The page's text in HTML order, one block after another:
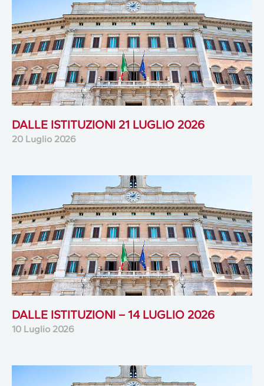
DALLE ISTITUZIONI 21 LUGLIO 2026
20 Luglio 2026
DALLE ISTITUZIONI – 14 LUGLIO 2026
10 Luglio 2026